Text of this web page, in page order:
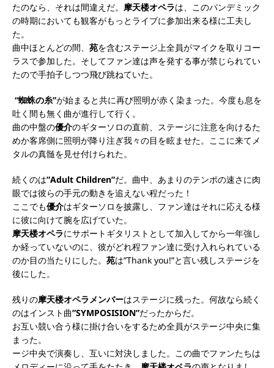
たのなら、それは間違えだ。 摩天楼オペラは、このパンデミック
の時期においても観客がもっとライブに参加出来る様に工夫し
た。
曲中ほとんどの間、 苑を含むステージ上全員がマイクを取りコー
ラスで参加した。そしてファン達は声を発する事が禁じられてい
たので手拍子しつつ飛び跳ねていた。
“蜘蛛の糸”が始まると共に再び照明が赤く染まった。今度も息を
吐く間も無く曲が進行して行く。
曲の中盤の優介のギターソロの直前、ステージに注意を向けるた
めか客席側に照明が降り注ぎ我々の目を眩ませた。ここに来てメ
タルの真髄を見せ付けられた。
続くのは”Adult Children”だ。曲中、あまりのテンポの速さに肉
眼では彼らの手元の動きを追えない程だった！
ここでも優介はギターソロを披露し、ファン達はそれに応える様
に彼に向けて腕を広げていた。
摩天楼オペラにサポートギタリストとして加入してから一年強し
か経っていないのに、彼がどれ程ファン達に受け入れられている
のか目の当たりにした。 苑は”Thank you!”と言い残しステージを
後にした。
残りの摩天楼オペラメンバーはステージに残った。何故なら続く
のはインスト曲”SYMPOSISION”だったからだ。
お互い競い合う様に掛け合いをするため全員がステージ中央に集
まった。
ージ中央で演奏し、互いに対決しました。この曲でファンたちは